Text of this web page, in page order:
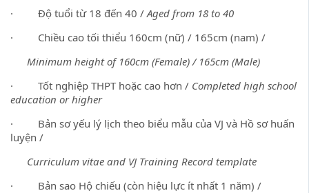
· Độ tuổi từ 18 đến 40 / Aged from 18 to 40
· Chiều cao tối thiểu 160cm (nữ) / 165cm (nam) /
Minimum height of 160cm (Female) / 165cm (Male)
· Tốt nghiệp THPT hoặc cao hơn / Completed high school
education or higher
· Bản sơ yếu lý lịch theo biểu mẫu của VJ và Hồ sơ huấn
luyện /
Curriculum vitae and VJ Training Record template
· Bản sao Hộ chiếu (còn hiệu lực ít nhất 1 năm) /